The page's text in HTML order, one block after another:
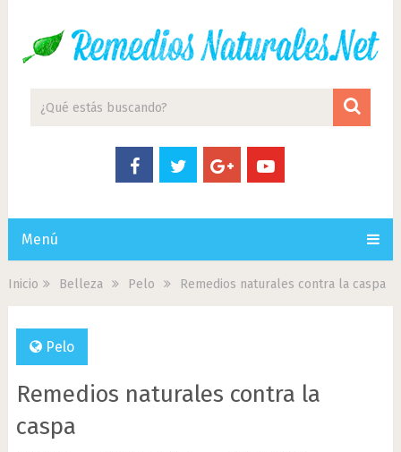
Menú
Inicio Belleza Pelo Remedios naturales contra la caspa
Pelo
Remedios naturales contra la
caspa